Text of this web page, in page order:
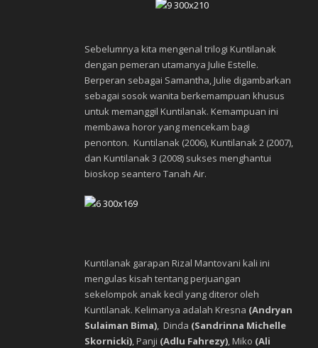
Sebelumnya kita mengenal trilogi Kuntilanak
dengan pemeran utamanya Julie Estelle.
Berperan sebagai Samantha, Julie digambarkan
sebagai sosok wanita berkemampuan khusus
untuk memanggil Kuntilanak. Kemampuan ini
membawa horor yang mencekam bagi
penonton. Kuntilanak (2006), Kuntilanak 2 (2007),
dan Kuntilanak 3 (2008) sukses menghantui
bioskop seantero Tanah Air.
Kuntilanak garapan Rizal Mantovani kali ini
mengulas kisah tentang perjuangan
sekelompok anak kecil yang diteror oleh
Kuntilanak. Kelimanya adalah Kresna (Andryan
Sulaiman Bima), Dinda (Sandrinna Michelle
Skornicki), Panji (Adlu Fahrezy), Miko (Ali